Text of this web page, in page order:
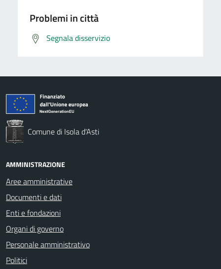
Problemi in città
Segnala disservizio
Comune di Isola d'Asti
AMMINISTRAZIONE
Aree amministrative
Documenti e dati
Enti e fondazioni
Organi di governo
Personale amministrativo
Politici